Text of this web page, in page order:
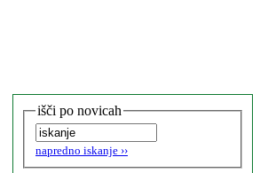
išči po novicah
napredno iskanje ››